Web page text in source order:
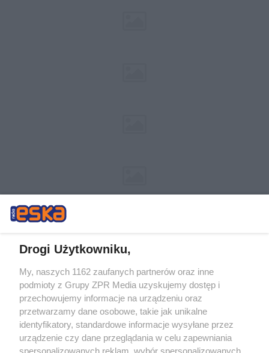
Żaden utwór zamieszczony w serwisie nie może być powielany i
rozpowszechniany lub dalej rozpowszechniany w jakikolwiek sposób (w
tym także elektroniczny lub mechaniczny) na jakimkolwiek polu
eksploatacji w jakiejkolwiek formie, włącznie z umieszczaniem w
Internecie bez pisemnej zgody właściciela praw. Jakiekolwiek użycie lub
wykorzystanie utworów w całości lub w części z naruszeniem prawa,
tzn. bez właściwej zgody, jest zabronione pod groźbą kary i może być
ścigane prawnie.
Drogi Użytkowniku,
My, naszych 1162 zaufanych partnerów oraz inne
podmioty z Grupy ZPR Media uzyskujemy dostęp i
przechowujemy informacje na urządzeniu oraz
przetwarzamy dane osobowe, takie jak unikalne
identyfikatory, standardowe informacje wysyłane przez
urządzenie czy dane przeglądania w celu zapewniania
spersonalizowanych reklam, wybór spersonalizowanych